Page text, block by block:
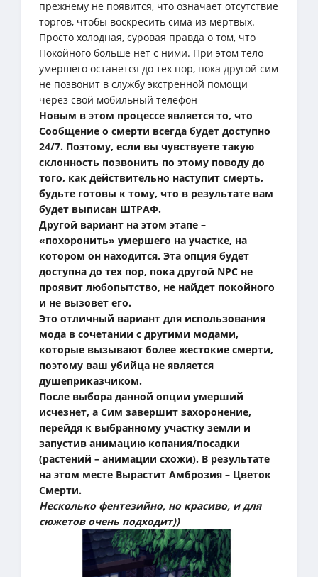
прежнему не появится, что означает отсутствие
торгов, чтобы воскресить сима из мертвых.
Просто холодная, суровая правда о том, что
Покойного больше нет с ними. При этом тело
умершего останется до тех пор, пока другой сим
не позвонит в службу экстренной помощи
через свой мобильный телефон
Новым в этом процессе является то, что
Сообщение о смерти всегда будет доступно
24/7. Поэтому, если вы чувствуете такую ​​
склонность позвонить по этому поводу до
того, как действительно наступит смерть,
будьте готовы к тому, что в результате вам
будет выписан ШТРАФ.
Другой вариант на этом этапе –
«похоронить» умершего на участке, на
котором он находится. Эта опция будет
доступна до тех пор, пока другой NPC не
проявит любопытство, не найдет покойного
и не вызовет его.
Это отличный вариант для использования
мода в сочетании с другими модами,
которые вызывают более жестокие смерти,
поэтому ваш убийца не является
душеприказчиком.
После выбора данной опции умерший
исчезнет, ​​а Сим завершит захоронение,
перейдя к выбранному участку земли и
запустив анимацию копания/посадки
(растений – анимации схожи). В результате
на этом месте Вырастит Амброзия – Цветок
Смерти.
Несколько фентезийно, но красиво, и для
сюжетов очень подходит))